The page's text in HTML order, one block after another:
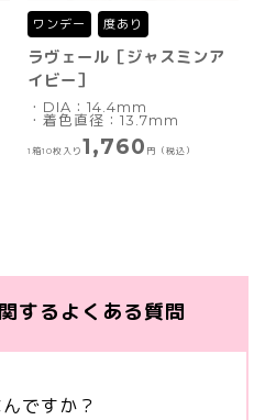
ワンデー 度あり
ラヴェール［ジャスミンア
イビー］
・DIA：14.4mm
・着色直径：13.7mm
1箱10枚入り 1,760 円（税込）
するよくある質問
ですか？